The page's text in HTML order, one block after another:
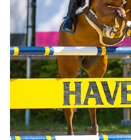
Import registratie
Veulenregistratie
I&R Registratie
Informatie overschrijven paspoort
Formulier overschrijven op naam
Animal Health Regulation
Gids voor Goede Praktijken
Marktplaats